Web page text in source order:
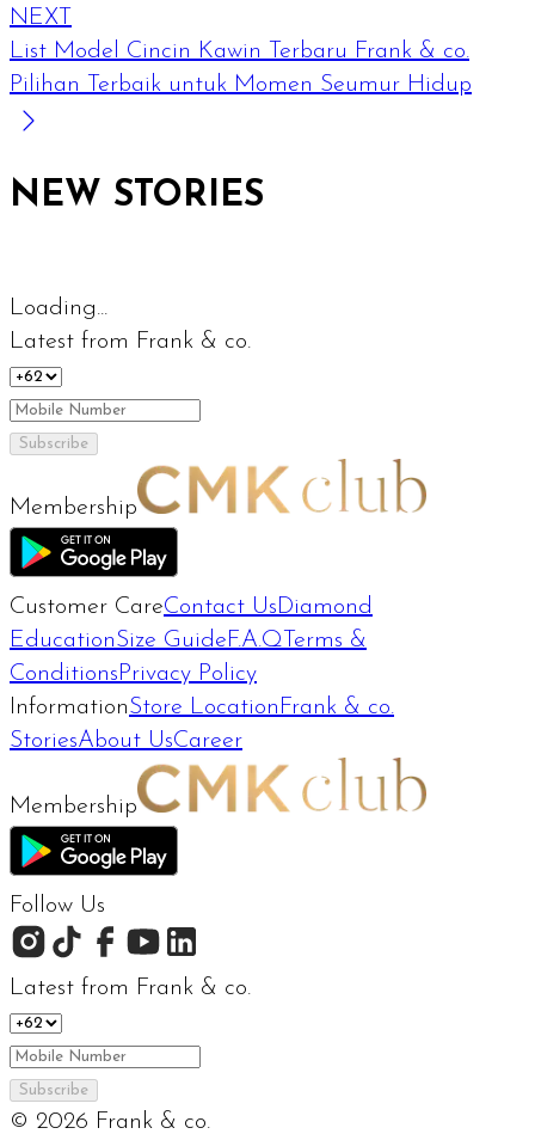
NEXT
List Model Cincin Kawin Terbaru Frank & co.
Pilihan Terbaik untuk Momen Seumur Hidup
NEW STORIES
Loading...
Latest from Frank & co.
Subscribe
Membership
Customer CareContact Us Diamond
EducationSize Guide F.A.Q Terms &
Conditions Privacy Policy
InformationStore Location Frank & co.
StoriesAbout UsCareer
Membership
Follow Us
Latest from Frank & co.
Subscribe
© 2026 Frank & co.